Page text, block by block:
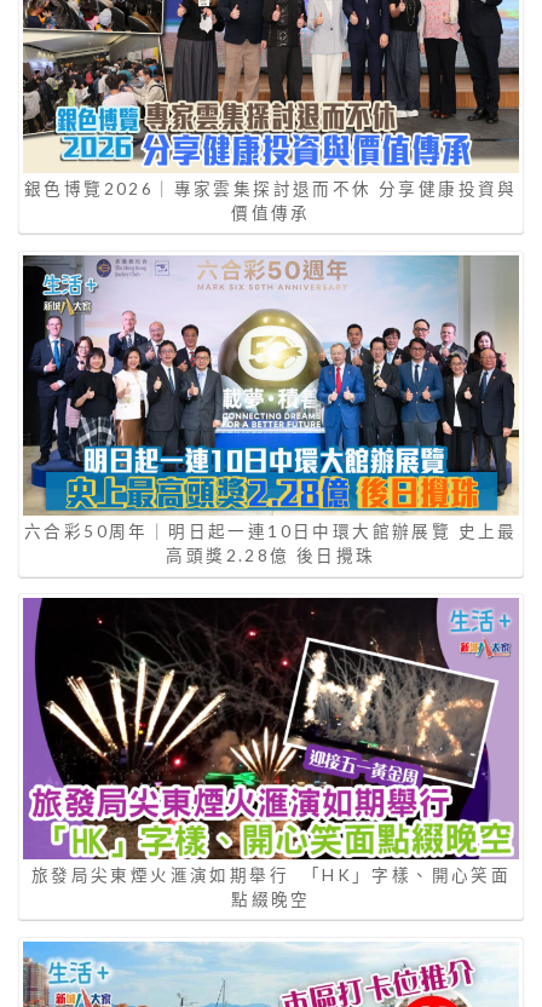
銀色博覽2026｜專家雲集探討退而不休 分享健康投資與
價值傳承
六合彩50周年｜明日起一連10日中環大館辦展覽 史上最
高頭獎2.28億 後日攪珠
旅發局尖東煙火滙演如期舉行 「HK」字樣、開心笑面
點綴晚空